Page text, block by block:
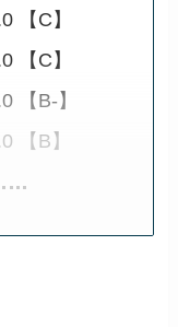
C】
C】
B-】
B】